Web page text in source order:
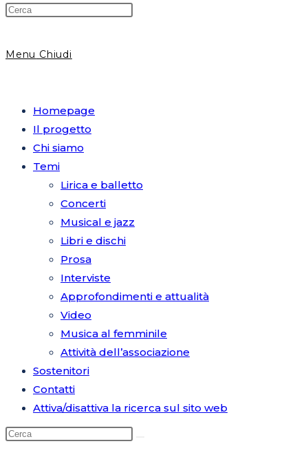
Menu Chiudi
Homepage
Il progetto
Chi siamo
Temi
Lirica e balletto
Concerti
Musical e jazz
Libri e dischi
Prosa
Interviste
Approfondimenti e attualità
Video
Musica al femminile
Attività dell’associazione
Sostenitori
Contatti
Attiva/disattiva la ricerca sul sito web